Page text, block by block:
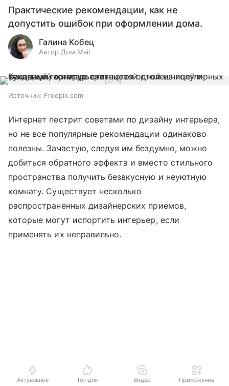
Практические рекомендации, как не
допустить ошибок при оформлении дома.
Галина Кобец
Автор Дом Mail
Источник: Freepik.com
Интернет пестрит советами по дизайну интерьера,
но не все популярные рекомендации одинаково
полезны. Зачастую, следуя им бездумно, можно
добиться обратного эффекта и вместо стильного
пространства получить безвкусную и неуютную
комнату. Существует несколько
распространенных дизайнерских приемов,
которые могут испортить интерьер, если
применять их неправильно.
Актуальное Топ дня Видео Приложение